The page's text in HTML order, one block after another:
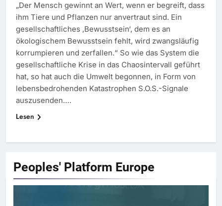
„Der Mensch gewinnt an Wert, wenn er begreift, dass
ihm Tiere und Pflanzen nur anvertraut sind. Ein
gesellschaftliches ‚Bewusstsein‘, dem es an
ökologischem Bewusstsein fehlt, wird zwangsläufig
korrumpieren und zerfallen.“ So wie das System die
gesellschaftliche Krise in das Chaosintervall geführt
hat, so hat auch die Umwelt begonnen, in Form von
lebensbedrohen­den Katastrophen S.O.S.-Signale
auszusenden….
Lesen
Peoples' Platform Europe